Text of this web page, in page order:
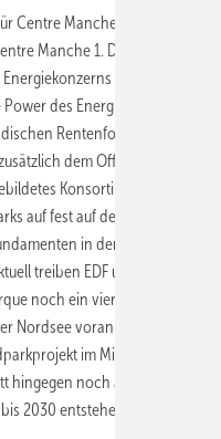
Centre Manche 2 erfolgte rund
Manche 1. Dieser ging
EDF mit dem
des Energieversorgers
dem Offshore-
Konsortium hat bereits
auf fest auf dem Meeresboden
in der Normandie
treiben EDF und Enbridge
noch ein viertes schon weit
Nordsee voran und planen ein
im Mittelmeer. Centre
hingegen noch auf am
2030 entstehen.